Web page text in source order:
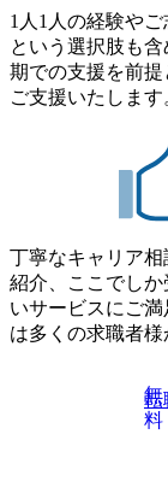
果、なりたいキ
らえる ・シンプ
るため、エンジ
値提供できる ・
心の案件もあり
げの立て方を選
今期18億円⇒来
長中のファーム
上司の近くで働
ィング・グループ
keto_kajita/)） 多
自己成長機会が多
も関わらず、外資
り、常に刺激を
コンサルティン
なるため、入居基
す。 住宅手当は
定める金額を会社
による引っ越し費
(火) 19:00～20:00
ている方を対象
・【富山】半導
程の管理業務) ※
導体製造装置の
※顔出しは不要で
だければと存じま
1人1人の経験や
という選択肢も
期での支援を前
ご支援いたします
丁寧なキャリア
紹介、ここでし
いサービスにご
は多くの求職者様
無
料
転